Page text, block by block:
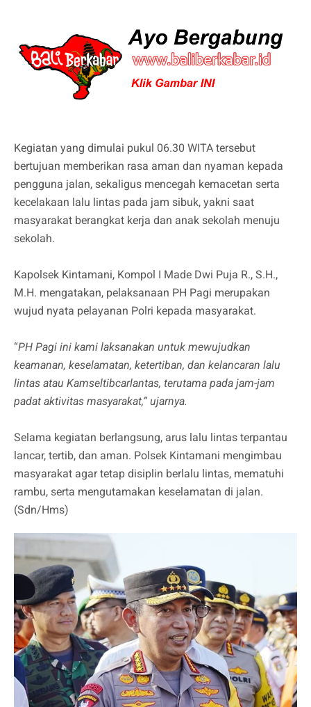
Kegiatan yang dimulai pukul 06.30 WITA tersebut
bertujuan memberikan rasa aman dan nyaman kepada
pengguna jalan, sekaligus mencegah kemacetan serta
kecelakaan lalu lintas pada jam sibuk, yakni saat
masyarakat berangkat kerja dan anak sekolah menuju
sekolah.
Kapolsek Kintamani, Kompol I Made Dwi Puja R., S.H.,
M.H. mengatakan, pelaksanaan PH Pagi merupakan
wujud nyata pelayanan Polri kepada masyarakat.
“PH Pagi ini kami laksanakan untuk mewujudkan
keamanan, keselamatan, ketertiban, dan kelancaran lalu
lintas atau Kamseltibcarlantas, terutama pada jam-jam
padat aktivitas masyarakat,” ujarnya.
Selama kegiatan berlangsung, arus lalu lintas terpantau
lancar, tertib, dan aman. Polsek Kintamani mengimbau
masyarakat agar tetap disiplin berlalu lintas, mematuhi
rambu, serta mengutamakan keselamatan di jalan.
(Sdn/Hms)